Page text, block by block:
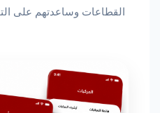
القطاعات وساعدتهم على